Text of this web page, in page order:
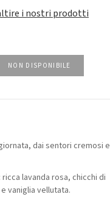
i nostri prodotti
NON DISPONIBILE
dai sentori cremosi e
lavanda rosa, chicchi di
vaniglia vellutata.